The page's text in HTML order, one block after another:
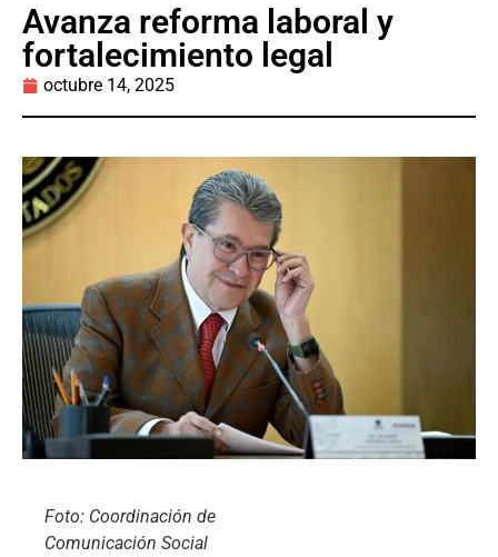
Avanza reforma laboral y
fortalecimiento legal
octubre 14, 2025
Foto: Coordinación de
Comunicación Social